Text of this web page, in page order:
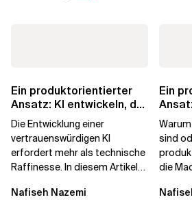
Ein produktorientierter
Ansatz: KI entwickeln, der
die Menschen vertrauen
Die Entwicklung einer
vertrauenswürdigen KI
erfordert mehr als technische
Raffinesse. In diesem Artikel
Begehrlichkeit von KI...
Nafiseh Nazemi
Ein
sind
die